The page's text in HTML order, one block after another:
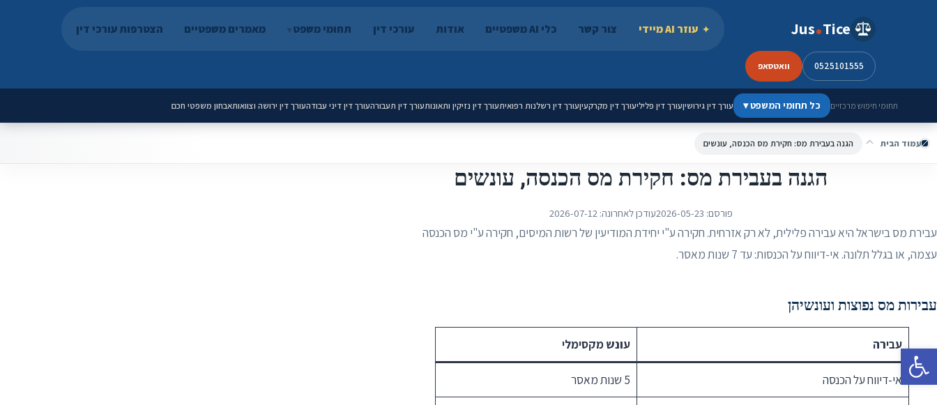
פתח סרגל נגישות
Jus Tice עוזר AI מיידי צור קשר כלי AI משפטיים אודות עורכי דין תחומי משפט מאמרים משפטיים הצטרפות עורכי דין
0525101555 וואטסאפ
תחומי חיפוש מרכזיים כל תחומי המשפט▾ עורך דין גירושיןעורך דין פליליעורך דין מקרקעיןעורך דין רשלנות רפואיתעורך דין נזיקין ותאונותעורך דין תעבורהעורך דין דיני עבודהעורך דין ירושה וצוואותאבחון משפטי חכם
עמוד הבית הגנה בעבירת מס: חקירת מס הכנסה, עונשים
הגנה בעבירת מס: חקירת מס הכנסה, עונשים
פורסם: 2026-05-23עודכן לאחרונה:2026-07-12
עבירת מס בישראל היא עבירה פלילית, לא רק אזרחית. חקירה ע"י יחידת המודיעין של רשות המיסים, חקירה ע"י מס הכנסה
עצמה, או בגלל תלונה. אי-דיווח על הכנסות: עד 7 שנות מאסר.
עבירות מס נפוצות ועונשיהן
עבירה עונש מקסימלי
אי-דיווח על הכנסה 5 שנות מאסר